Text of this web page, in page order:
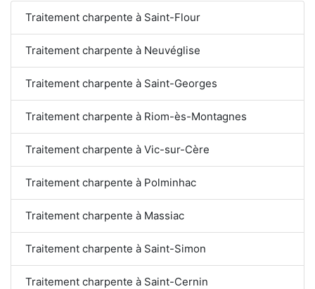
Traitement charpente à Saint-Flour
Traitement charpente à Neuvéglise
Traitement charpente à Saint-Georges
Traitement charpente à Riom-ès-Montagnes
Traitement charpente à Vic-sur-Cère
Traitement charpente à Polminhac
Traitement charpente à Massiac
Traitement charpente à Saint-Simon
Traitement charpente à Saint-Cernin